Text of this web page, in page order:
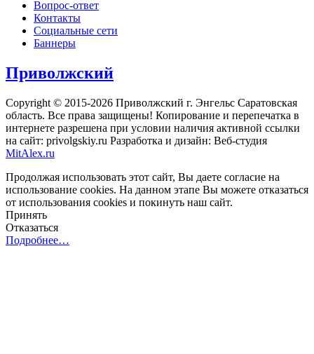
Вопрос-ответ
Контакты
Социальные сети
Баннеры
Приволжский
Copyright © 2015-2026 Приволжский г. Энгельс Саратовская
область. Все права защищены! Копирование и перепечатка в
интернете разрешена при условии наличия активной ссылки
на сайт: privolgskiy.ru Разработка и дизайн: Веб-студия
MitAlex.ru
Продолжая использовать этот сайт, Вы даете согласие на
использование cookies. На данном этапе Вы можете отказаться
от использования cookies и покинуть наш сайт.
Принять
Отказаться
Подробнее…